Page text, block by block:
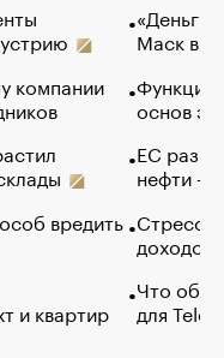
компании
вредить
и квартир
«Деньги
Маск в
Функции
основ
ЕС
нефти —
Стресс
доходов
Что
для